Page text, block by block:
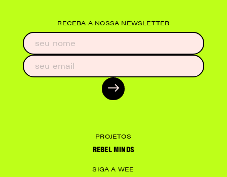
RECEBA A NOSSA NEWSLETTER
PROJETOS
REBEL MINDS
SIGA A WEE